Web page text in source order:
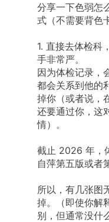
分享一下色弱怎
式（不需要背色
1. 直接去体检科
手非常严。
因为体检记录，
都会关系到他的
掉你（或者说，
还要通过你，这
情）。
截止 2026 年，
自萍第五版或者
所以，有几张图
掉。（即使你解
别，但通常没什